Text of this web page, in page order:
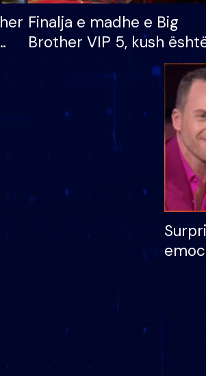
Finalja e madhe e Big
Brother VIP 5, kush
banori i parë që lë
dhe humb mundësinë
të fituar çmimin e madh